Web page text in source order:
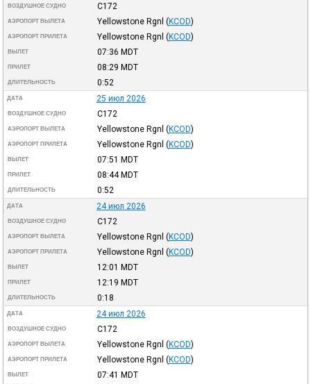
ВОЗДУШНОЕ СУДНО C172
АЭРОПОРТ ВЫЛЕТА Yellowstone Rgnl (KCOD)
АЭРОПОРТ ПРИЛЕТА Yellowstone Rgnl (KCOD)
ВЫЛЕТ 07:36 MDT
ПРИЛЕТ 08:29 MDT
ДЛИТЕЛЬНОСТЬ 0:52
ДАТА 25 июл 2026
ВОЗДУШНОЕ СУДНО C172
АЭРОПОРТ ВЫЛЕТА Yellowstone Rgnl (KCOD)
АЭРОПОРТ ПРИЛЕТА Yellowstone Rgnl (KCOD)
ВЫЛЕТ 07:51 MDT
ПРИЛЕТ 08:44MDT
ДЛИТЕЛЬНОСТЬ 0:52
ДАТА 24 июл 2026
ВОЗДУШНОЕ СУДНО C172
АЭРОПОРТ ВЫЛЕТА Yellowstone Rgnl (KCOD)
АЭРОПОРТ ПРИЛЕТА Yellowstone Rgnl (KCOD)
ВЫЛЕТ 12:01 MDT
ПРИЛЕТ 12:19 MDT
ДЛИТЕЛЬНОСТЬ 0:18
ДАТА 24 июл 2026
ВОЗДУШНОЕ СУДНО C172
АЭРОПОРТ ВЫЛЕТА Yellowstone Rgnl (KCOD)
АЭРОПОРТ ПРИЛЕТА Yellowstone Rgnl (KCOD)
ВЫЛЕТ 07:41 MDT